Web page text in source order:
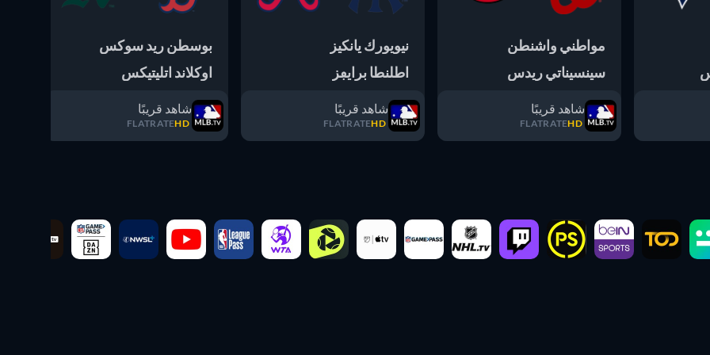
مواطني واشنطن
سينسيناتي ريدس
شاهد قريبًا
FLATRATEHD
نيويورك يانكيز
اطلنطا برايڢز
شاهد قريبًا
FLATRATEHD
بوسطن ريد سوكس
اوكلاند اتليتيكس
شاهد قريبًا
FLATRATEHD